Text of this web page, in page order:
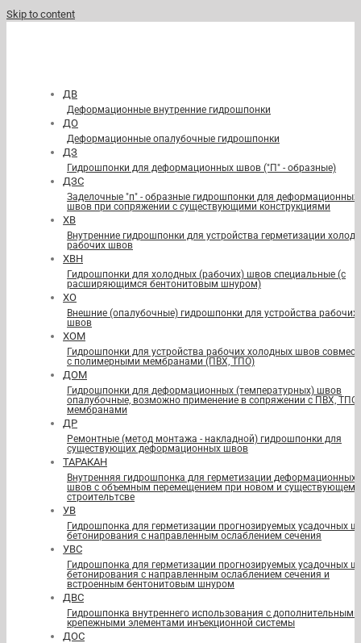
Skip to content
ДВ
Деформационные внутренние гидрошпонки
ДО
Деформационные опалубочные гидрошпонки
ДЗ
Гидрошпонки для деформационных швов ("П" - образные)
ДЗС
Заделочные "п" - образные гидрошпонки для деформационных
швов при сопряжении с существующими конструкциями
ХВ
Внутренние гидрошпонки для устройства герметизации
рабочих швов
ХВН
Гидрошпонки для холодных (рабочих) швов специальные (с
расширяющимся бентонитовым шнуром)
ХО
Внешние (опалубочные) гидрошпонки для устройства рабочих
швов
ХОМ
Гидрошпонки для устройства рабочих холодных швов
с полимерными мембранами (ПВХ, ТПО)
ДОМ
Гидрошпонки для деформационных (температурных) швов
опалубочные, возможно применение в сопряжении с ПВХ, ТПО
мембранами
ДР
Ремонтные (метод монтажа - накладной) гидрошпонки для
существующих деформационных швов
ТАРАКАН
Внутренняя гидрошпонка для герметизации деформационных
швов с объемным перемещением при новом и существующем
строительтсве
УВ
Гидрошпонка для герметизации прогнозируемых усадочных
бетонирования с направленным ослаблением сечения
УВС
Гидрошпонка для герметизации прогнозируемых усадочных
бетонирования с направленным ослаблением сечения и
встроенным бентонитовым шнуром
ДВС
Гидрошпонка внутреннего использования с дополнительными
крепежными элементами инъекционной системы
ДОС